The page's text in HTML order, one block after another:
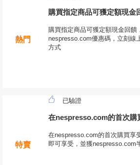
熱門
購買指定商品可獲定額現金
購買指定商品可獲定額現金回饋
nespresso.com優惠碼，立刻線
方式
特賣
已驗證
在nespresso.com的首次購
在nespresso.com的首次購買享
即可享受，並獲nespresso.com